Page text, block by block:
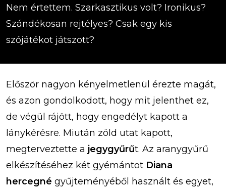
Nem értettem. Szarkasztikus volt? Ironikus?
Szándékosan rejtélyes? Csak egy kis
szójátékot játszott?
Először nagyon kényelmetlenül érezte magát,
és azon gondolkodott, hogy mit jelenthet ez,
de végül rájött, hogy engedélyt kapott a
lánykérésre. Miután zöld utat kapott,
megterveztette a jegygyűrűt. Az aranygyűrű
elkészítéséhez két gyémántot Diana
hercegné gyűjteményéből használt és egyet,